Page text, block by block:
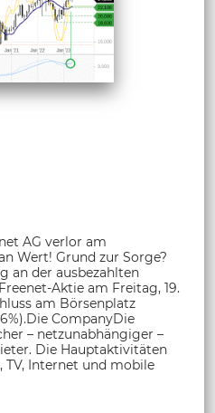
AG verlor am
Wert! Grund zur Sorge?
an der ausbezahlten
Aktie am Freitag, 19.
am Börsenplatz
CompanyDie
– netzunabhängiger –
Die Hauptaktivitäten
Internet und mobile